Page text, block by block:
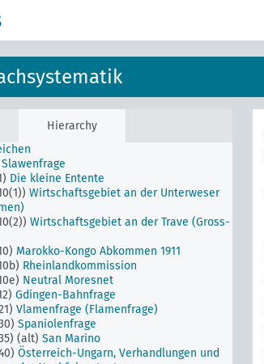
Hierarchy
für Leistungen in den sozialen
Slawenfrage
Die kleine Entente
Wirtschaftsgebiet an der Unterweser
Wirtschaftsgebiet an der Trave (Gross-
Marokko-Kongo Abkommen 1911
Rheinlandkommission
Neutral Moresnet
Gdingen-Bahnfrage
Vlamenfrage (Flamenfrage)
Spaniolenfrage
(alt) San Marino
Österreich-Ungarn, Verhandlungen und